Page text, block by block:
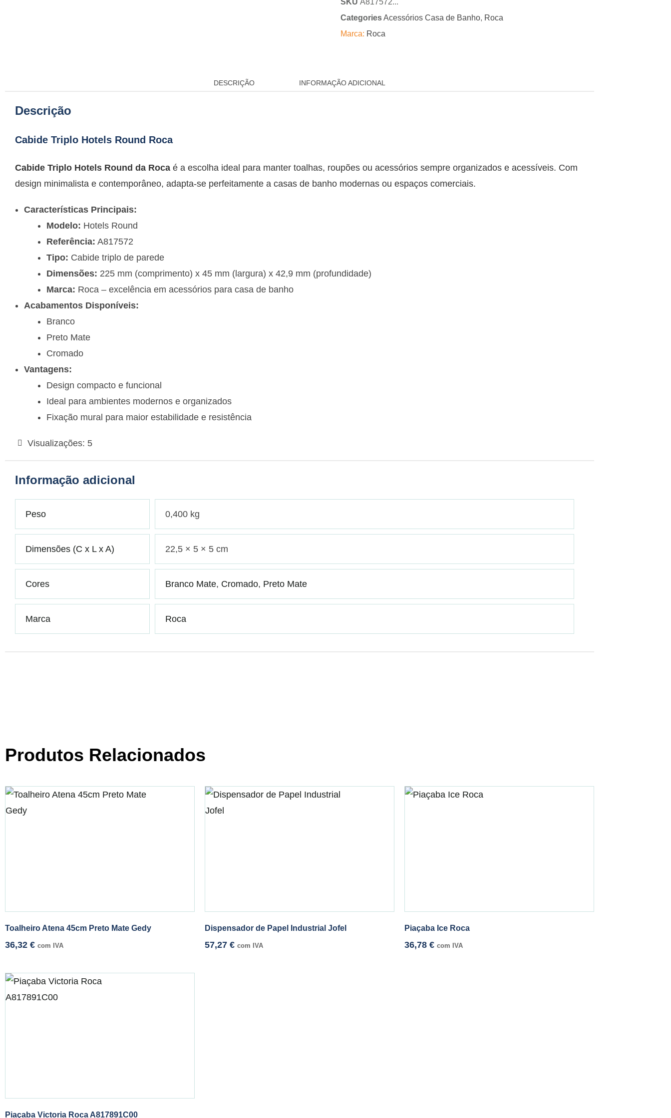
SKU A817572...
CategoriesAcessórios Casa de Banho, Roca
Marca: Roca
DESCRIÇÃO INFORMAÇÃO ADICIONAL
Descrição
Cabide Triplo Hotels Round Roca
Cabide Triplo Hotels Round da Roca é a escolha ideal para manter toalhas, roupões ou acessórios sempre organizados e acessíveis. Com
design minimalista e contemporâneo, adapta-se perfeitamente a casas de banho modernas ou espaços comerciais.
Características Principais:
Modelo: Hotels Round
Referência: A817572
Tipo: Cabide triplo de parede
Dimensões: 225 mm (comprimento) x 45 mm (largura) x 42,9 mm (profundidade)
Marca: Roca – excelência em acessórios para casa de banho
Acabamentos Disponíveis:
Branco
Preto Mate
Cromado
Vantagens:
Design compacto e funcional
Ideal para ambientes modernos e organizados
Fixação mural para maior estabilidade e resistência
Visualizações: 5
Informação adicional
Peso 0,400 kg
Dimensões (C x L x A) 22,5 × 5 × 5 cm
Cores Branco Mate, Cromado, Preto Mate
Marca Roca
Produtos Relacionados
Toalheiro Atena 45cm Preto Mate Gedy
36,32 € com IVA
Dispensador de Papel Industrial Jofel
57,27 € com IVA
Piaçaba Ice Roca
36,78 € com IVA
Piaçaba Victoria Roca A817891C00